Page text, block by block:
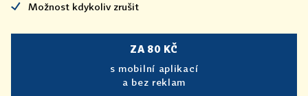
Možnost kdykoliv zrušit
ZA 80 KČ
s mobilní aplikací
a bez reklam